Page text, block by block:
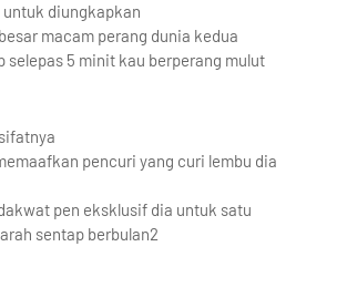
untuk diungkapkan
macam perang dunia kedua
selepas 5 minit kau berperang mulut
pencuri yang curi lembu dia
pen eksklusif dia untuk satu
sentap berbulan2